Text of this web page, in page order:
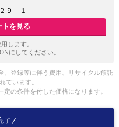
９－１
トを見る
します。
にしてください。
、登録等に伴う費用、リサイクル預託
ています。
の条件を付した価格になります。
了